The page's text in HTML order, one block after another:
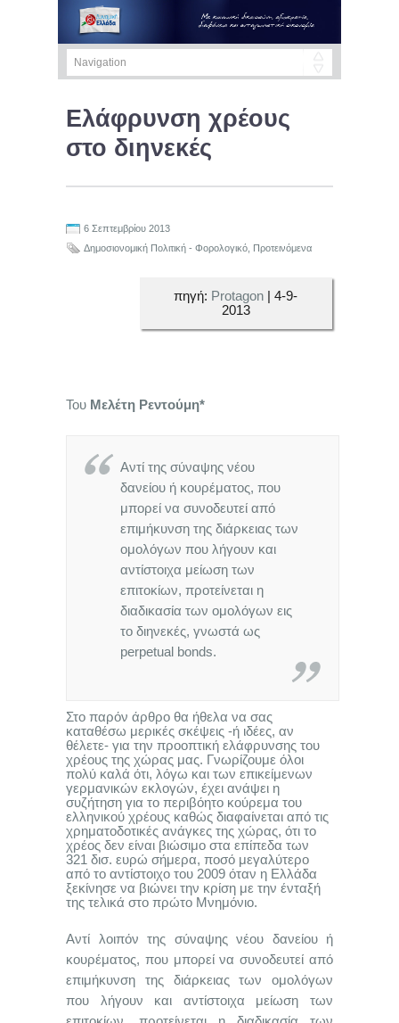
Ελάφρυνση χρέους
στο διηνεκές
6 Σεπτεμβρίου 2013
Δημοσιονομική Πολιτική - Φορολογικό
Προτεινόμενα
πηγή: Protagon | 4-9-
2013
Του Μελέτη Ρεντούμη*
Αντί της σύναψης νέου
δανείου ή κουρέματος, που
μπορεί να συνοδευτεί από
επιμήκυνση της διάρκειας των
ομολόγων που λήγουν και
αντίστοιχα μείωση των
επιτοκίων, προτείνεται η
διαδικασία των ομολόγων εις
το διηνεκές, γνωστά ως
perpetual bonds.
Στο παρόν άρθρο θα ήθελα να σας
καταθέσω μερικές σκέψεις -ή ιδέες, αν
θέλετε- για την προοπτική ελάφρυνσης του
χρέους της χώρας μας. Γνωρίζουμε όλοι
πολύ καλά ότι, λόγω και των επικείμενων
γερμανικών εκλογών, έχει ανάψει η
συζήτηση για το περιβόητο κούρεμα του
ελληνικού χρέους καθώς διαφαίνεται από τις
χρηματοδοτικές ανάγκες της χώρας, ότι το
χρέος δεν είναι βιώσιμο στα επίπεδα των
321 δισ. ευρώ σήμερα, ποσό μεγαλύτερο
από το αντίστοιχο του 2009 όταν η Ελλάδα
ξεκίνησε να βιώνει την κρίση με την ένταξή
της τελικά στο πρώτο Μνημόνιο.
Αντί λοιπόν της σύναψης νέου δανείου ή
κουρέματος, που μπορεί να συνοδευτεί από
επιμήκυνση της διάρκειας των ομολόγων
που λήγουν και αντίστοιχα μείωση των